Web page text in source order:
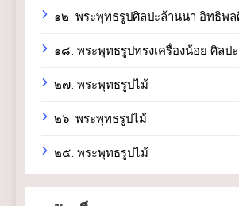
๑๒. พระพุทธรูปศิลปะล้านนา อิทธิพ
๑๘. พระพุทธรูปทรงเครื่องน้อย ศิลป
๒๗. พระพุทธรูปไม้
๒๖. พระพุทธรูปไม้
๒๕. พระพุทธรูปไม้